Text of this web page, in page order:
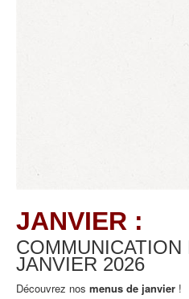
JANVIER :
JANVIER 2026
Découvrez nos menus de janvier !